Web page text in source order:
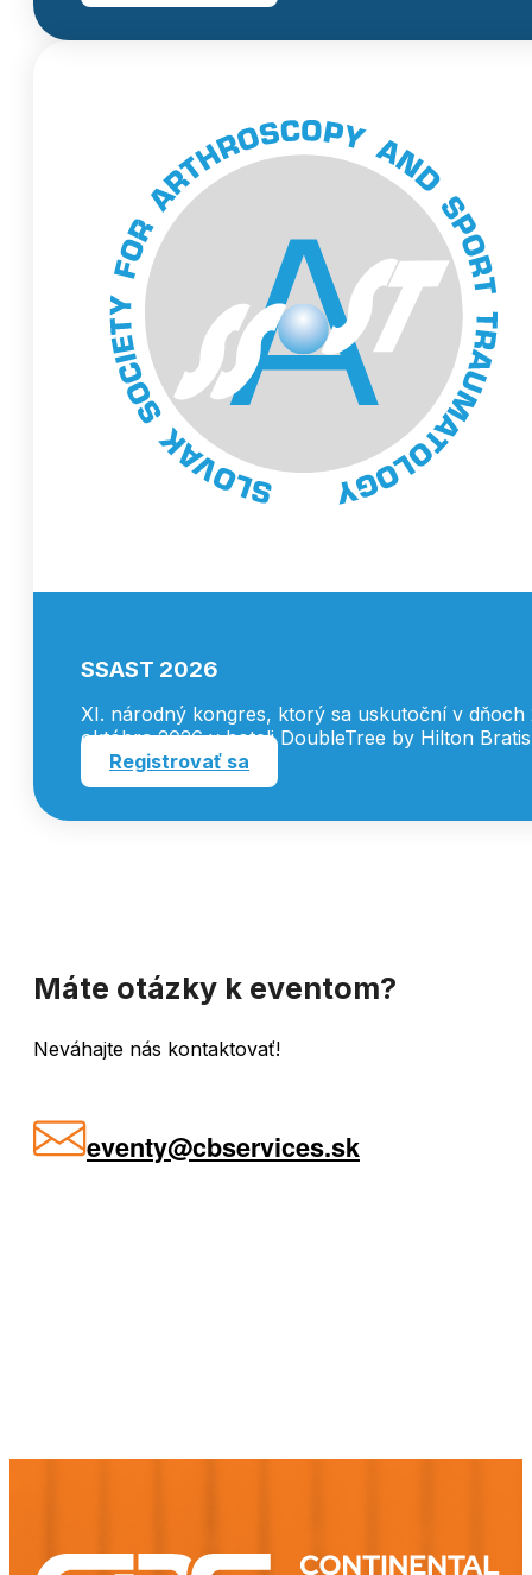
SSAST 2026
XI. národný kongres, ktorý sa uskutoční v dňoch
októbra 2026 v hoteli DoubleTree by Hilton
Registrovať sa
Máte otázky k eventom?
Neváhajte nás kontaktovať!
eventy@cbservices.sk